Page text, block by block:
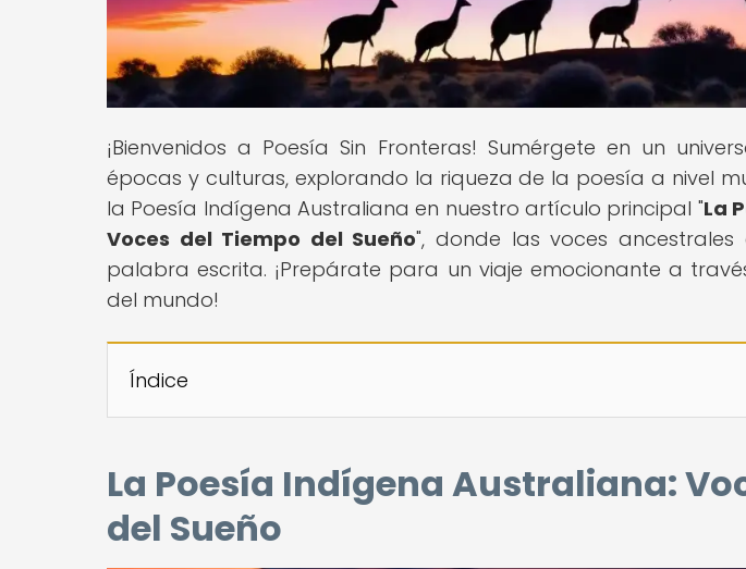
¡Bienvenidos a Poesía Sin Fronteras! Sumérgete en un
épocas y culturas, explorando la riqueza de la poesía a nivel
la Poesía Indígena Australiana en nuestro artículo principal "La
Voces del Tiempo del Sueño", donde las voces
palabra escrita. ¡Prepárate para un viaje emocionante a
del mundo!
Índice
La Poesía Indígena Australiana:
del Sueño